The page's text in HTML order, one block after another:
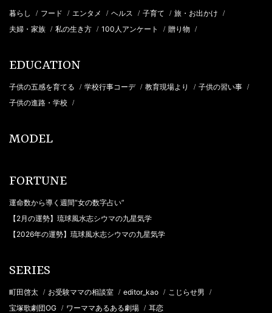
暮らし / フード / エンタメ / ヘルス / 子育て / 旅・お出かけ /
夫婦・家族 / 私の生き方 / 100人アンケート / 贈り物 /
EDUCATION
子供の五感を育てる / 学校行事コーデ / 教育現場より / 子供の習い事 /
子供の進路・学校 /
MODEL
FORTUNE
運命数から導く週間“女の数字占い”
【2月の運勢】琉球風水志シウマの九星気学
【2026年の運勢】琉球風水志シウマの九星気学
SERIES
町田啓太 / お受験ママの相談室 / editor_kao / こじらせ男 /
宝塚歌劇団OG / ワーママあるある劇場 / 耳恋